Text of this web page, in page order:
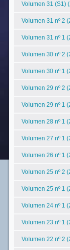
Volumen 31 (S1)
Volumen 31 nº 2
Volumen 31 nº 1
Volumen 30 nº 2
Volumen 30 nº 1
Volumen 29 nº 2
Volumen 29 nº 1
Volumen 28 nº 1
Volumen 27 nº 1
Volumen 26 nº 1
Volumen 25 nº 2
Volumen 25 nº 1
Volumen 24 nº 1
Volumen 23 nº 1
Volumen 22 nº 2